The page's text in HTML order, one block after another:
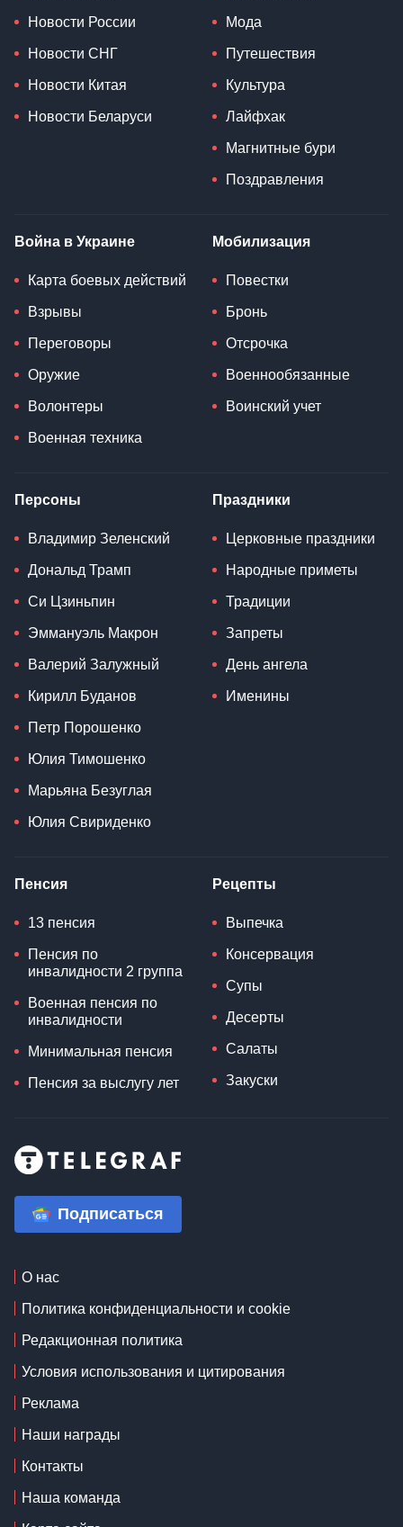
Новости России
Новости СНГ
Новости Китая
Новости Беларуси
Мода
Путешествия
Культура
Лайфхак
Магнитные бури
Поздравления
Война в Украине
Карта боевых действий
Взрывы
Переговоры
Оружие
Волонтеры
Военная техника
Мобилизация
Повестки
Бронь
Отсрочка
Военнообязанные
Воинский учет
Персоны
Владимир Зеленский
Дональд Трамп
Си Цзиньпин
Эммануэль Макрон
Валерий Залужный
Кирилл Буданов
Петр Порошенко
Юлия Тимошенко
Марьяна Безуглая
Юлия Свириденко
Праздники
Церковные праздники
Народные приметы
Традиции
Запреты
День ангела
Именины
Пенсия
13 пенсия
Пенсия по
инвалидности 2 группа
Военная пенсия по
инвалидности
Минимальная пенсия
Пенсия за выслугу лет
Рецепты
Выпечка
Консервация
Супы
Десерты
Салаты
Закуски
Подписаться
О нас
Политика конфиденциальности и cookie
Редакционная политика
Условия использования и цитирования
Реклама
Наши награды
Контакты
Наша команда